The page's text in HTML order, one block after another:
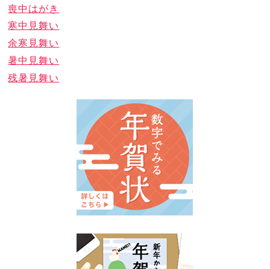
喪中はがき
寒中見舞い
余寒見舞い
暑中見舞い
残暑見舞い